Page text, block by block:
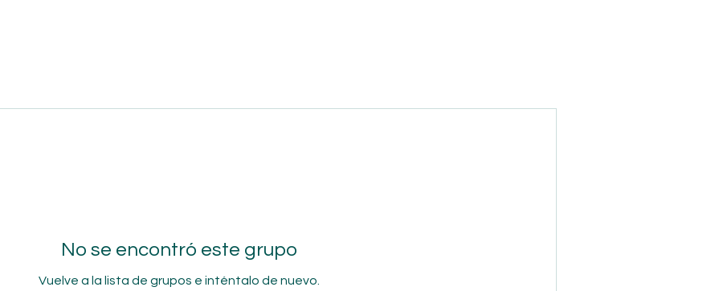
No se encontró este grupo
Vuelve a la lista de grupos e inténtalo de nuevo.